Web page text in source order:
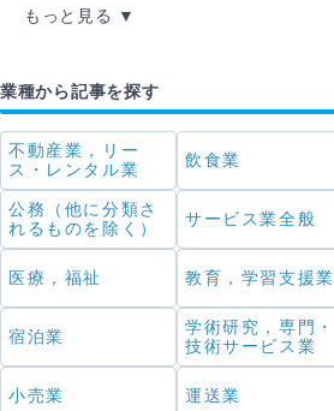
もっと見る
業種から記事を探す
不動産業，リー
ス・レンタル業
飲食業
公務（他に分類さ
れるものを除く）
サービス業全般
医療，福祉 教育，学習支援業
宿泊業
学術研究，専門・
技術サービス業
小売業 運送業